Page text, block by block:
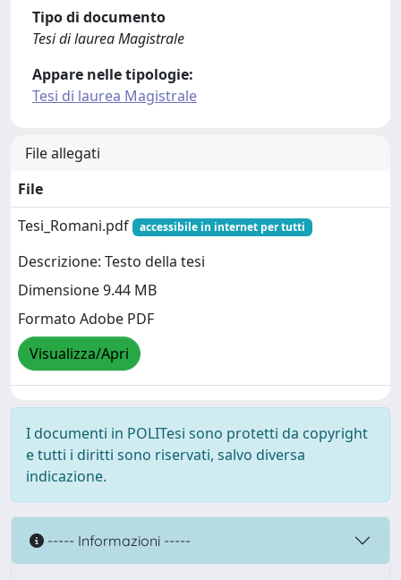
Tipo di documento
Tesi di laurea Magistrale
Appare nelle tipologie:
Tesi di laurea Magistrale
File allegati
File
Tesi_Romani.pdf
accessibile in internet per tutti
Descrizione: Testo della tesi
Dimensione 9.44 MB
Formato Adobe PDF
Visualizza/Apri
I documenti in POLITesi sono protetti da copyright
e tutti i diritti sono riservati, salvo diversa
indicazione.
----- Informazioni -----